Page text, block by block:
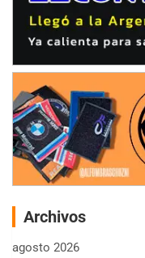
Archivos
agosto 2026